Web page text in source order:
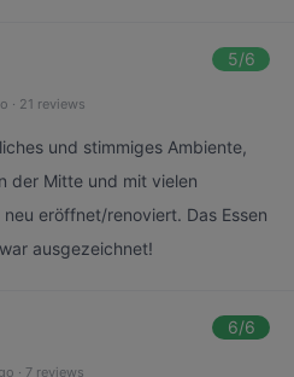
5/6
· 21 reviews
und stimmiges Ambiente,
der Mitte und mit vielen
eröffnet/renoviert. Das Essen
ausgezeichnet!
6/6
· 7 reviews